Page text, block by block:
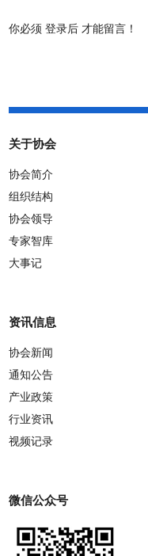
你必须登录后 才能留言！
关于协会
协会简介
组织结构
协会领导
专家智库
大事记
资讯信息
协会新闻
通知公告
产业政策
行业资讯
视频记录
微信公众号